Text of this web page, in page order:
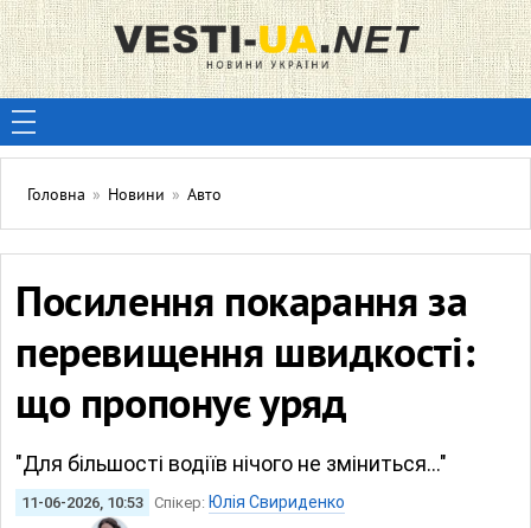
Головна » Новини » Авто
Посилення покарання за
перевищення швидкості:
що пропонує уряд
"Для більшості водіїв нічого не зміниться..."
11-06-2026, 10:53 Спікер: Юлія Свириденко